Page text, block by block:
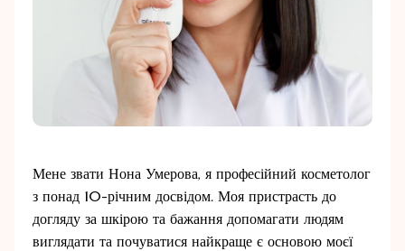
Мене звати Нона Умерова, я професійний косметолог
з понад 10-річним досвідом. Моя пристрасть до
догляду за шкірою та бажання допомагати людям
виглядати та почуватися найкраще є основою моєї